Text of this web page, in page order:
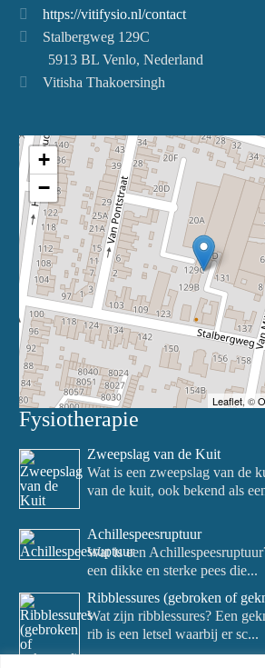
https://vitifysio.nl/contact
Stalbergweg 129C
5913 BL Venlo, Nederland
Vitisha Thakoersingh
+
−
Leaflet, ©
Fysiotherapie
Zweepslag van de Kuit
Wat is een zweepslag van de
van de kuit, ook bekend als
Achillespeesruptuur
Wat is een
een dikke en sterke pees die...
Ribblessures (gebroken of
Wat zijn ribblessures? Een
rib is een letsel waarbij er sc...